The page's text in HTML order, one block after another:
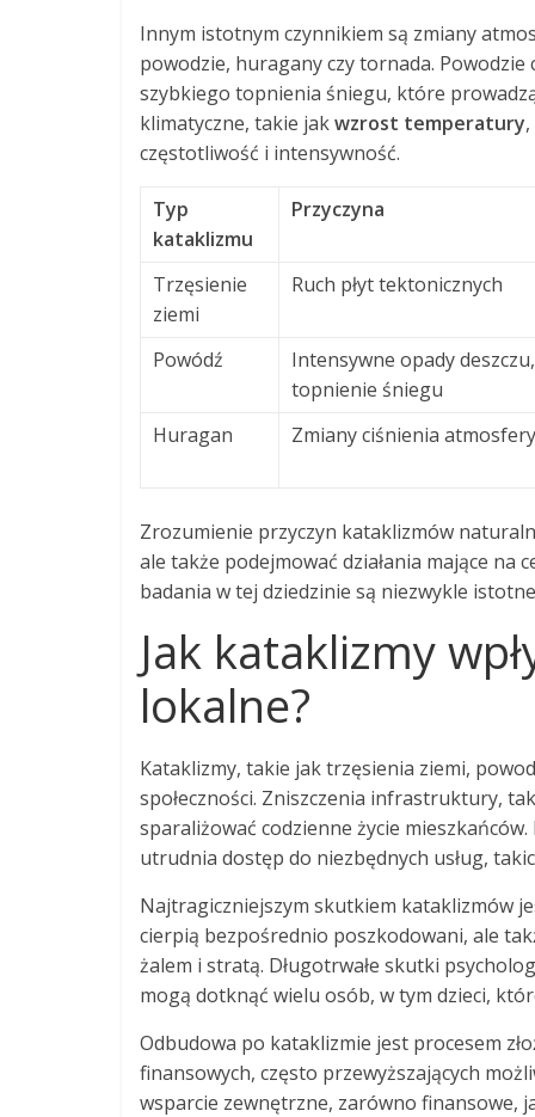
Innym istotnym czynnikiem są zmiany
powodzie, huragany czy tornada.
szybkiego topnienia śniegu, które
klimatyczne, takie jakwzrost temperatury
częstotliwość i intensywność.
Typ
kataklizmu
Przyczyna
Trzęsienie
ziemi
Ruch płyt tektonicznych
Powódź
Intensywne opady deszczu,
topnienie śniegu
Huragan
Zmiany ciśnienia
Zrozumienie przyczyn kataklizmów
ale także podejmować działania mające
badania w tej dziedzinie są niezwykle
Jak kataklizmy
lokalne?
Kataklizmy, takie jak trzęsienia ziemi,
społeczności. Zniszczenia infrastruktury,
sparaliżować codzienne życie
utrudnia dostęp do niezbędnych usług,
Najtragiczniejszym skutkiem kataklizmów
cierpią bezpośrednio poszkodowani, ale
żalem i stratą. Długotrwałe skutki
mogą dotknąć wielu osób, w tym dzieci,
Odbudowa po kataklizmie jest procesem
finansowych, często przewyższających
wsparcie zewnętrzne, zarówno finansowe,